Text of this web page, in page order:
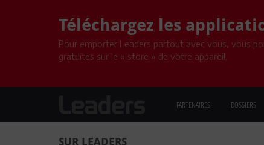
Téléchargez les
Pour emporter Leaders partout avec vous, vous
gratuites sur le « store » de votre appareil.
PARTENAIRES DOSSIERS
SUR LEADERS